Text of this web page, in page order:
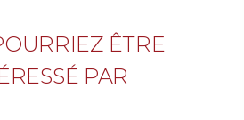
ÊTRE
PAR